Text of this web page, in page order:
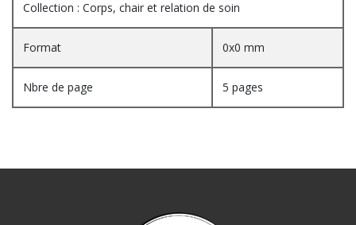
Collection : Corps, chair et relation de soin
Format 0x0 mm
Nbre de page 5 pages